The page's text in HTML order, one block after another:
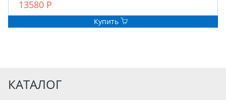
13580 Р
Купить
КАТАЛОГ